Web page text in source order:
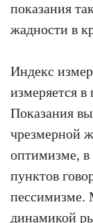
показания
жадности в
Индекс
измеряется в
Показания
чрезмерной
оптимизме, в
пунктов
пессимизме.
динамикой